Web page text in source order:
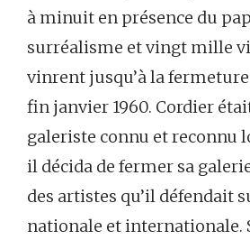
à minuit en présence du
surréalisme et vingt mille
vinrent jusqu’à la
fin janvier 1960. Cordier
galeriste connu et reconnu
il décida de fermer sa
des artistes qu’il défendait
nationale et internationale.